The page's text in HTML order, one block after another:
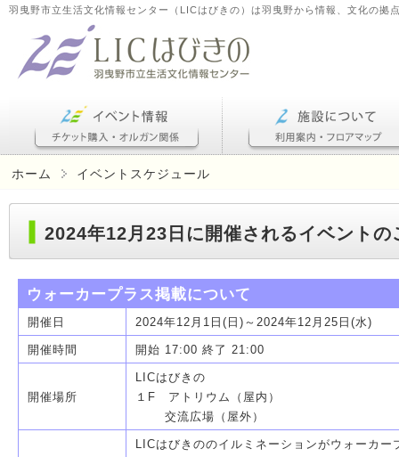
羽曳野市立生活文化情報センター（LICはびきの）は羽曳野から情報、文化の拠
ホーム イベントスケジュール
2024年12月23日に開催されるイベントの
ウォーカープラス掲載について
開催日 2024年12月1日(日)～2024年12月25日(水)
開催時間 開始 17:00 終了 21:00
開催場所
LICはびきの
１F アトリウム（屋内）
交流広場（屋外）
LICはびきののイルミネーションがウォーカー